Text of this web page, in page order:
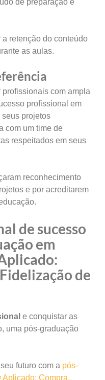
de preparação e
retenção do conteúdo
as aulas.
com ampla
profissional em
projetos
com um time de
respeitados em seus
reconhecimento
e por acreditarem
de sucesso
em
de
e conquistar as
uma pós-graduação
futuro com a pós-
Aplicado: Compra,